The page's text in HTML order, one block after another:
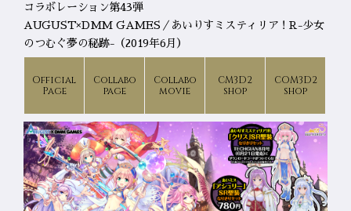
コラボレーション第43弾
AUGUST×DMM GAMES／あいりすミスティリア！R-少女
のつむぐ夢の秘跡-（2019年6月）
Official
Page
Collabo
page
Collabo
movie
CM3D2
shop
COM3D2
shop